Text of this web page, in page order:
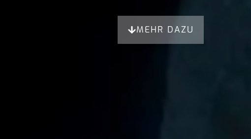
MEHR DAZU